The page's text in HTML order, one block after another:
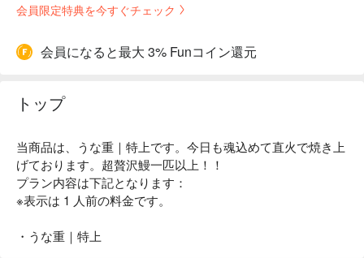
会員限定特典を今すぐチェック
会員になると最大 3% Funコイン還元
トップ
当商品は、うな重｜特上です。今日も魂込めて直火で焼き上
げております。超贅沢鰻一匹以上！！
プラン内容は下記となります：
※表示は 1 人前の料金です。
・うな重｜特上